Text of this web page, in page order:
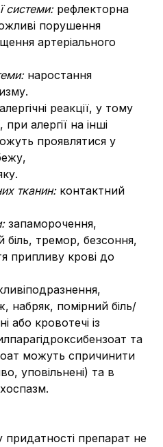
системи: рефлекторна
порушення
артеріального
наростання
алергічні реакції, у тому
при алергії на інші
проявлятися у
тканин: контактний
запаморочення,
біль, тремор, безсоння,
припливу крові до
набряк, помірний біль/
або кровотечі із
та
можуть спричинити
уповільнені) та в
придатності препарат не